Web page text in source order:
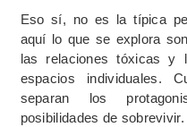
Eso sí, no es la típica
aquí lo que se explora
las relaciones tóxicas y
espacios individuales.
separan los
posibilidades de sobrevivir.